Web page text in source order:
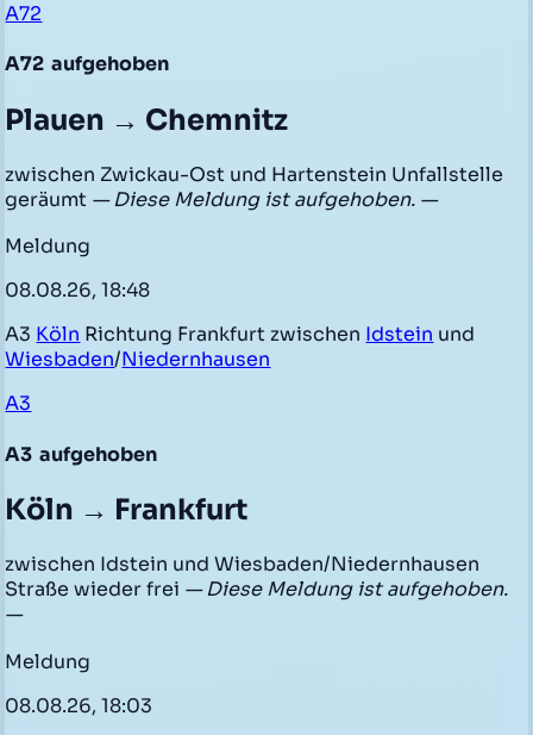
A72
A72 aufgehoben
Plauen → Chemnitz
zwischen Zwickau-Ost und Hartenstein Unfallstelle
geräumt — Diese Meldung ist aufgehoben. —
Meldung
08.08.26, 18:48
A3 Köln Richtung Frankfurt zwischen Idstein und
Wiesbaden/Niedernhausen
A3
A3 aufgehoben
Köln → Frankfurt
zwischen Idstein und Wiesbaden/Niedernhausen
Straße wieder frei — Diese Meldung ist aufgehoben.
—
Meldung
08.08.26, 18:03